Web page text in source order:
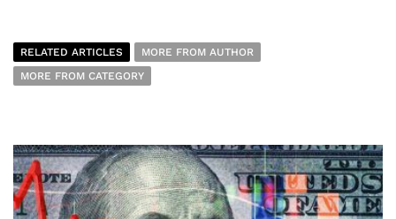
RELATED ARTICLES
MORE FROM AUTHOR
MORE FROM CATEGORY